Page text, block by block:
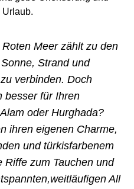
Urlaub.
Meer zählt zu den
Strand und
verbinden. Doch
besser für Ihren
oder Hurghada?
ihren eigenen Charme,
und türkisfarbenem
Riffe zum Tauchen und
All